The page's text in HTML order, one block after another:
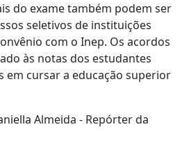
do exame também podem ser
seletivos de instituições
com o Inep. Os acordos
às notas dos estudantes
em cursar a educação superior
Almeida - Repórter da